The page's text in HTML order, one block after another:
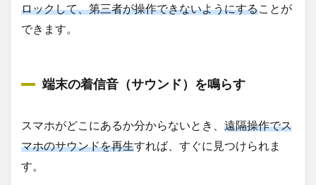
ロックして、第三者が操作できないようにすることが
できます。
端末の着信音（サウンド）を鳴らす
スマホがどこにあるか分からないとき、 遠隔操作でス
マホのサウンドを再生すれば、すぐに見つけられま
す。